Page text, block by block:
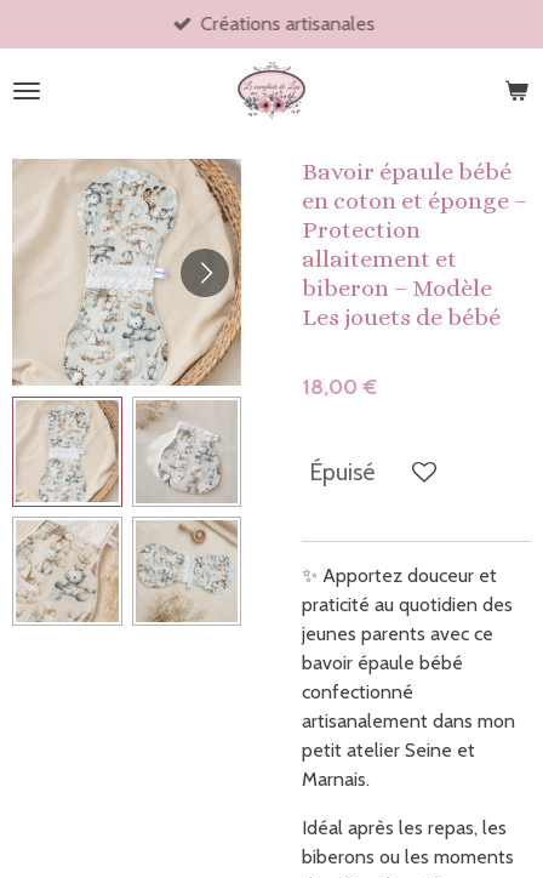
au
contenu
Créations artisanales
Bavoir épaule bébé
en coton et éponge –
Protection
allaitement et
biberon – Modèle
Les jouets de bébé
18,00 €
Épuisé
✨ Apportez douceur et
praticité au quotidien des
jeunes parents avec ce
bavoir épaule bébé
confectionné
artisanalement dans mon
petit atelier Seine et
Marnais.
Idéal après les repas, les
biberons ou les moments